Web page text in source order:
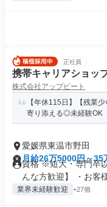
正社員
携帯キャリアショッ
株式会社アップビート
【年休115日】【残業
寄り添える◎未経験OK
愛媛県東温市野田
月給26万5000円～35
資格 ※短大・専門卒
んな方歓迎】 ・お客
業界未経験歓迎 +27個